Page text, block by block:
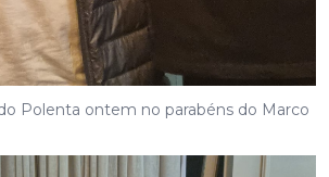
Polenta ontem no parabéns do Marco